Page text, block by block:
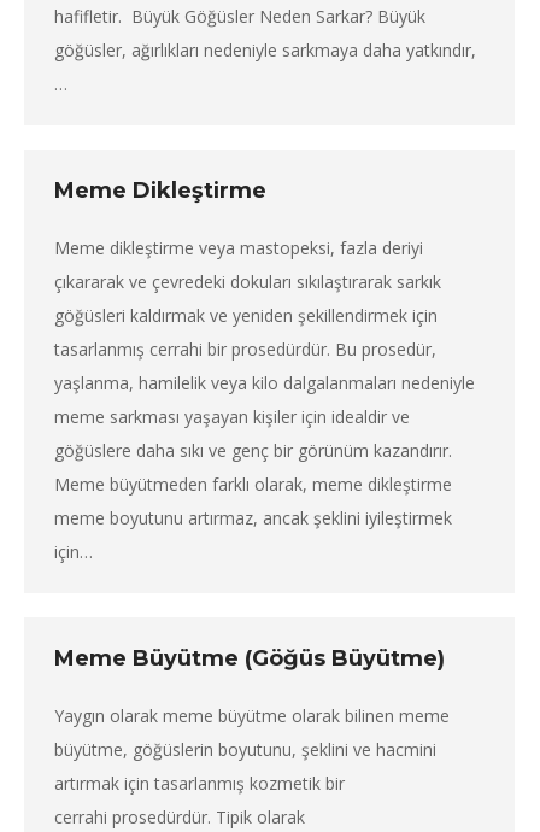
hafifletir. Büyük Göğüsler Neden Sarkar? Büyük
göğüsler, ağırlıkları nedeniyle sarkmaya daha yatkındır,
…
Meme Dikleştirme
Meme dikleştirme veya mastopeksi, fazla deriyi
çıkararak ve çevredeki dokuları sıkılaştırarak sarkık
göğüsleri kaldırmak ve yeniden şekillendirmek için
tasarlanmış cerrahi bir prosedürdür. Bu prosedür,
yaşlanma, hamilelik veya kilo dalgalanmaları nedeniyle
meme sarkması yaşayan kişiler için idealdir ve
göğüslere daha sıkı ve genç bir görünüm kazandırır.
Meme büyütmeden farklı olarak, meme dikleştirme
meme boyutunu artırmaz, ancak şeklini iyileştirmek
için…
Meme Büyütme (Göğüs Büyütme)
Yaygın olarak meme büyütme olarak bilinen meme
büyütme, göğüslerin boyutunu, şeklini ve hacmini
artırmak için tasarlanmış kozmetik bir
cerrahi prosedürdür. Tipik olarak